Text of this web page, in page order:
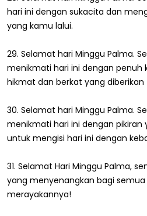
hari ini dengan sukacita dan
yang kamu lalui.
29. Selamat hari Minggu Palma.
menikmati hari ini dengan penuh
hikmat dan berkat yang diberikan
30. Selamat hari Minggu Palma.
menikmati hari ini dengan pikiran
untuk mengisi hari ini dengan
31. Selamat Hari Minggu Palma,
yang menyenangkan bagi
merayakannya!